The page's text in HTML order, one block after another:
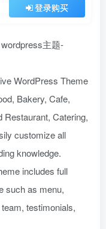
登录购买
WordPress Theme
Bakery, Cafe,
Restaurant, Catering,
customize all
knowledge.
includes full
such as menu,
testimonials,